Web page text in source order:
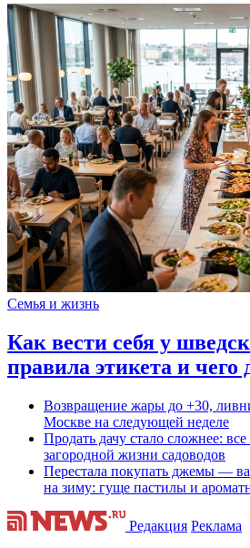
Семья и жизнь
Как вести себя у
правила этикета и чего
Возвращение жары до +30,
Москве на следующей неделе
Продать дачу стало сложнее:
загородной жизни садоводов
Перестала покупать джемы —
на зиму: гуще пастилы и
Редакция Реклама